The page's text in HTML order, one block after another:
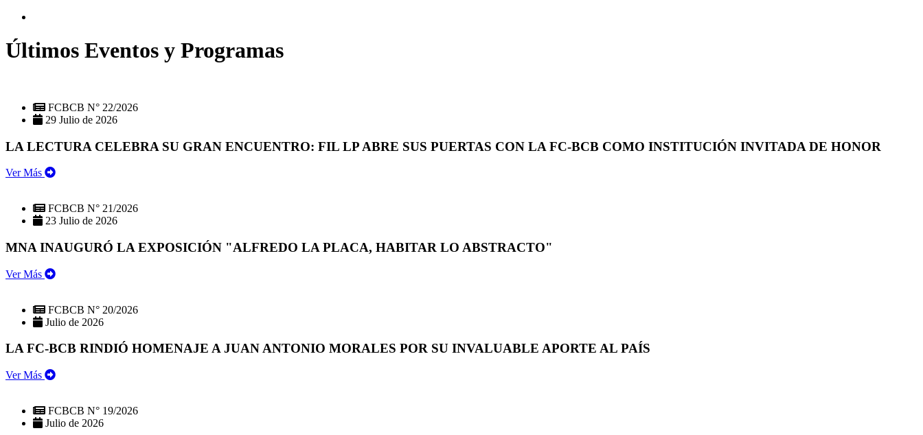
Últimos Eventos y Programas
FCBCB N° 22/2026
29 Julio de 2026
LA LECTURA CELEBRA SU GRAN ENCUENTRO: FIL LP ABRE SUS PUERTAS CON LA FC-BCB COMO INSTITUCIÓN INVITADA DE HONOR
Ver Más
FCBCB N° 21/2026
23 Julio de 2026
MNA INAUGURÓ LA EXPOSICIÓN "ALFREDO LA PLACA, HABITAR LO ABSTRACTO"
Ver Más
FCBCB N° 20/2026
Julio de 2026
LA FC-BCB RINDIÓ HOMENAJE A JUAN ANTONIO MORALES POR SU INVALUABLE APORTE AL PAÍS
Ver Más
FCBCB N° 19/2026
Julio de 2026